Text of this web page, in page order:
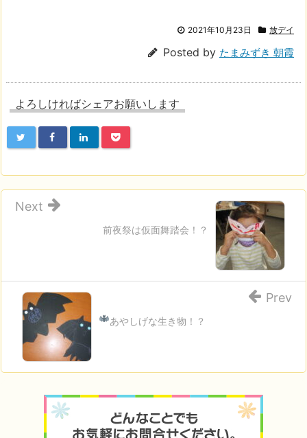
2021年10月23日 放デイ
Posted by たまみずき 朝霞
よろしければシェアお願いします
前夜祭は仮面舞踏会！？
Next
あやしげな生き物！？
Prev